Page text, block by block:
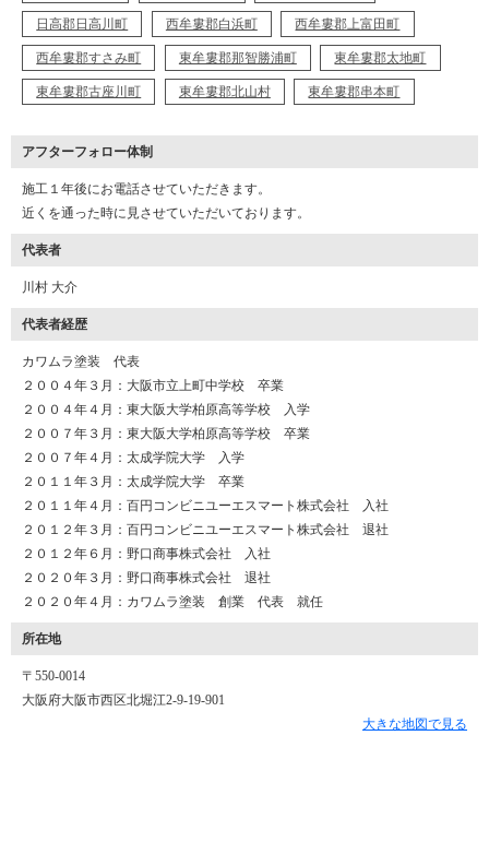
日高郡日高川町 西牟婁郡白浜町 西牟婁郡上富田町
西牟婁郡すさみ町 東牟婁郡那智勝浦町 東牟婁郡太地町
東牟婁郡古座川町 東牟婁郡北山村 東牟婁郡串本町
アフターフォロー体制
施工１年後にお電話させていただきます。
近くを通った時に見させていただいております。
代表者
川村 大介
代表者経歴
カワムラ塗装 代表
２００４年３月：大阪市立上町中学校 卒業
２００４年４月：東大阪大学柏原高等学校 入学
２００７年３月：東大阪大学柏原高等学校 卒業
２００７年４月：太成学院大学 入学
２０１１年３月：太成学院大学 卒業
２０１１年４月：百円コンビニユーエスマート株式会社 入社
２０１２年３月：百円コンビニユーエスマート株式会社 退社
２０１２年６月：野口商事株式会社 入社
２０２０年３月：野口商事株式会社 退社
２０２０年４月：カワムラ塗装 創業 代表 就任
所在地
〒550-0014
大阪府大阪市西区北堀江2-9-19-901
大きな地図で見る